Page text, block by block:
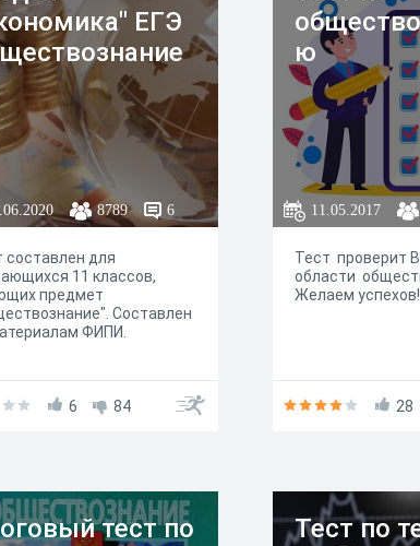
ЕГЭ
8789 6
составлен для
11 классов,
предмет
Составлен
ФИПИ.
6 84
ю
11.05.2017
Тест проверит
области
Желаем успехов!
28
тест по
Тест по